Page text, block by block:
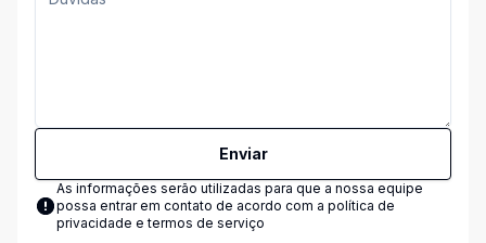
Enviar
As informações serão utilizadas para que a nossa equipe
possa entrar em contato de acordo com a política de
privacidade e termos de serviço